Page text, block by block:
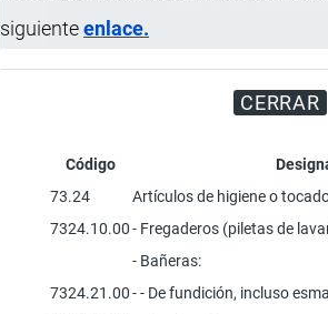
siguienteenlace.
CERRAR
Código
73.24
Artículos de higiene o
7324.10.00- Fregaderos (piletas de
- Bañeras:
7324.21.00- - De fundición, incluso